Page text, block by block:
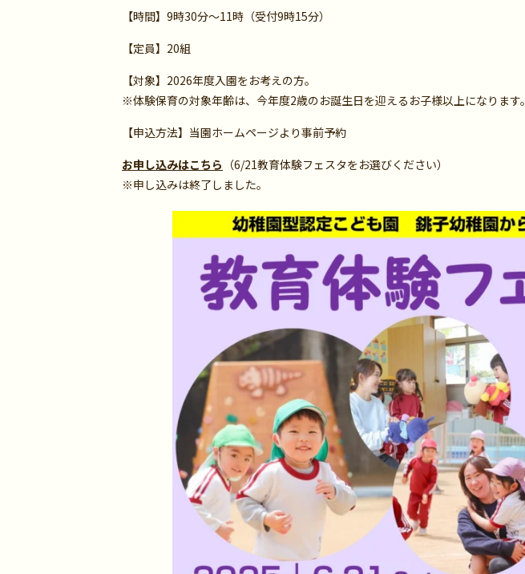
【時間】9時30分～11時（受付9時15分）
【定員】20組
【対象】2026年度入園をお考えの方。
※体験保育の対象年齢は、今年度2歳のお誕生日を迎えるお子様以上になります。
【申込方法】当園ホームページより事前予約
お申し込みはこちら （6/21教育体験フェスタをお選びください）
※申し込みは終了しました。